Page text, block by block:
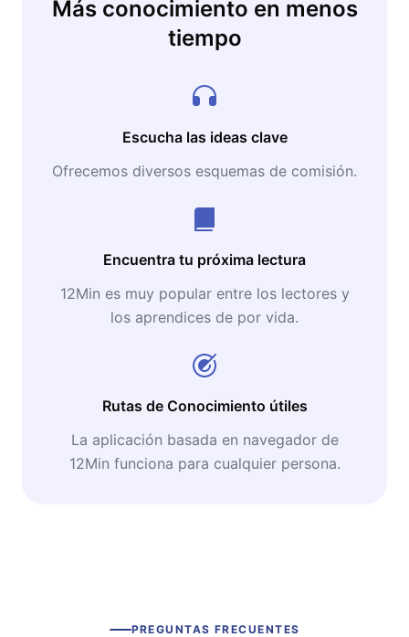
Más conocimiento en menos
tiempo
Escucha las ideas clave
Ofrecemos diversos esquemas de comisión.
Encuentra tu próxima lectura
12Min es muy popular entre los lectores y
los aprendices de por vida.
Rutas de Conocimiento útiles
La aplicación basada en navegador de
12Min funciona para cualquier persona.
PREGUNTAS FRECUENTES